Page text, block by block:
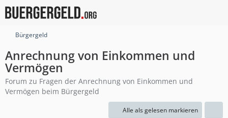
Bürgergeld
Anrechnung von Einkommen und
Vermögen
Forum zu Fragen der Anrechnung von Einkommen und
Vermögen beim Bürgergeld
Alle als gelesen markieren